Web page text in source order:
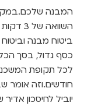
המבנה
השוואה של